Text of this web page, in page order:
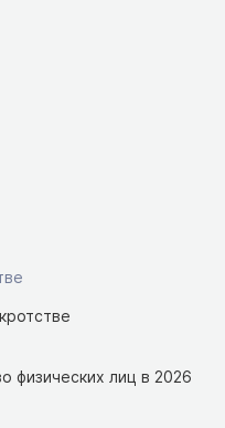
физических лиц в 2026